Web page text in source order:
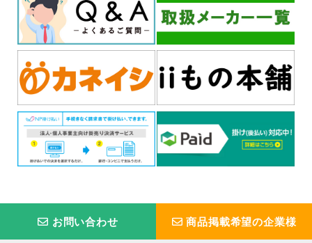
お問い合わせ 商品掲載希望の企業様